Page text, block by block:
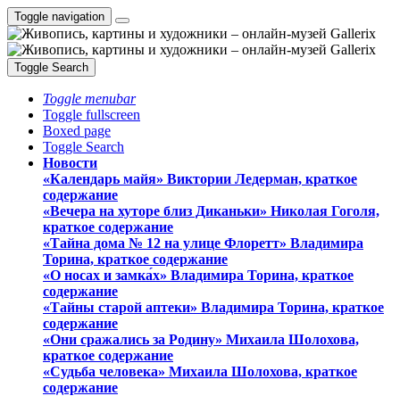
Toggle navigation
Toggle Search
Toggle menubar
Toggle fullscreen
Boxed page
Toggle Search
Новости
«Календарь майя» Виктории Ледерман, краткое
содержание
«Вечера на хуторе близ Диканьки» Николая Гоголя,
краткое содержание
«Тайна дома № 12 на улице Флоретт» Владимира
Торина, краткое содержание
«О носах и замка́х» Владимира Торина, краткое
содержание
«Тайны старой аптеки» Владимира Торина, краткое
содержание
«Они сражались за Родину» Михаила Шолохова,
краткое содержание
«Судьба человека» Михаила Шолохова, краткое
содержание